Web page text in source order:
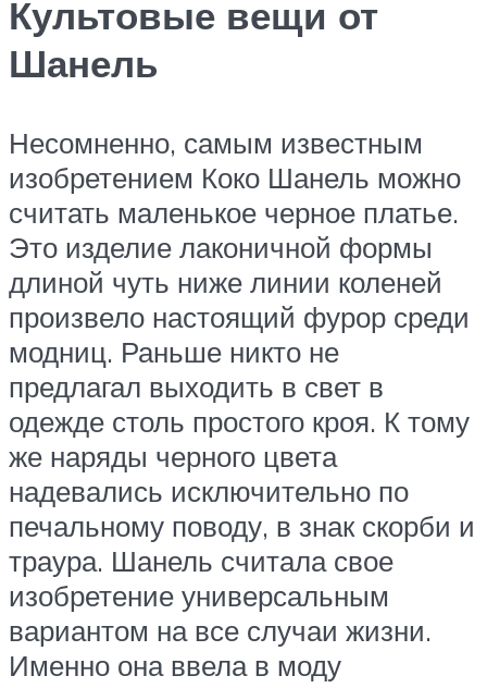
Культовые вещи от
Шанель
Несомненно, самым известным
изобретением Коко Шанель можно
считать маленькое черное платье.
Это изделие лаконичной формы
длиной чуть ниже линии коленей
произвело настоящий фурор среди
модниц. Раньше никто не
предлагал выходить в свет в
одежде столь простого кроя. К тому
же наряды черного цвета
надевались исключительно по
печальному поводу, в знак скорби и
траура. Шанель считала свое
изобретение универсальным
вариантом на все случаи жизни.
Именно она ввела в моду